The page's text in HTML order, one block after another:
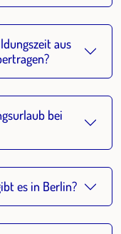
aus
bei
es in Berlin?